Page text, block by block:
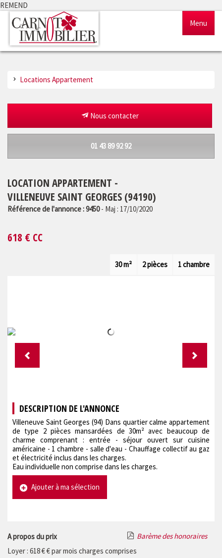
REMEND
Menu
Estimation
Locations Appartement
Nous contacter
01 43 89 92 92
LOCATION APPARTEMENT -
VILLENEUVE SAINT GEORGES (94190)
Référence de l'annonce : 9450- Maj : 17/10/2020
618 € CC
1 chambre
2 pièces
30 m²
DESCRIPTION DE L'ANNONCE
Villeneuve Saint Georges (94) Dans quartier calme appartement
de type 2 pièces mansardées de 30m² avec beaucoup de
charme comprenant : entrée - séjour ouvert sur cuisine
américaine - 1 chambre - salle d'eau - Chauffage collectif au gaz
et électricité inclus dans les charges.
Eau individuelle non comprise dans les charges.
Ajouter à ma sélection
A propos du prix
Barème des honoraires
Loyer : 618 € € par mois charges comprises